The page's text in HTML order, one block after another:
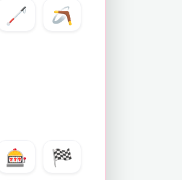
🦯
🪃
🎰
🏁